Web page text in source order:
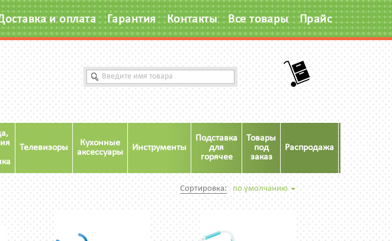
и оплата Гарантия Контакты Все товары Прайс
Телевизоры
Кухонные
аксессуары
Инструменты
Подставка
для
горячее
Товары
под
заказ
Распродажа
Сортировка: по умолчанию